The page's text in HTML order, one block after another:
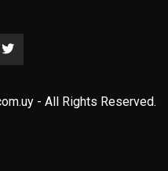
- All Rights Reserved.